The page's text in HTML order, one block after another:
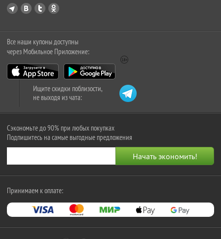
Все наши купоны доступны
через Мобильное Приложение:
Ищите скидки поблизости,
не выходя из чата:
Сэкономьте до 90% при любых покупках
Подпишитесь на самые выгодные предложения
Принимаем к оплате: